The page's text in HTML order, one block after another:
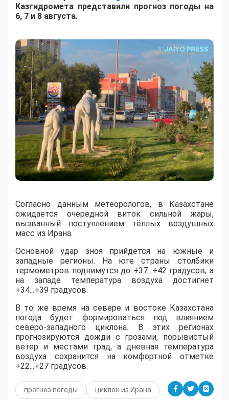
Казгидромета представили прогноз погоды на
6, 7 и 8 августа.
Согласно данным метеорологов, в Казахстане
ожидается очередной виток сильной жары,
вызванный поступлением тёплых воздушных
масс из Ирана.
​Основной удар зноя прийдётся на южные и
западные регионы. На юге страны столбики
термометров поднимутся до +37...+42 градусов, а
на западе температура воздуха достигнет
+34...+39 градусов.
​В то же время на севере и востоке Казахстана
погода будет формироваться под влиянием
северо-западного циклона. В этих регионах
прогнозируются дожди с грозами, порывистый
ветер и местами град, а дневная температура
воздуха сохранится на комфортной отметке
+22...+27 градусов.
прогноз погоды циклон из Ирана